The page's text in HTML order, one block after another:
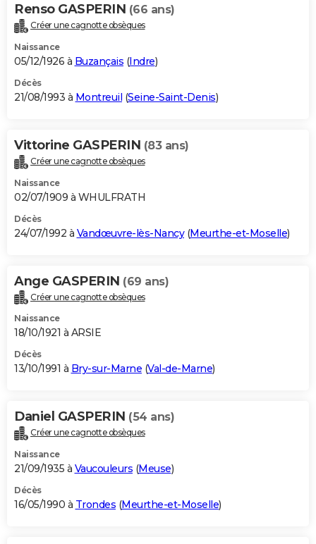
Renso GASPERIN (66 ans)
Créer une cagnotte obsèques
Naissance
05/12/1926 à Buzançais (Indre)
Décès
21/08/1993 à Montreuil (Seine-Saint-Denis)
Vittorine GASPERIN (83 ans)
Créer une cagnotte obsèques
Naissance
02/07/1909 à WHULFRATH
Décès
24/07/1992 à Vandœuvre-lès-Nancy(Meurthe-et-Moselle)
Ange GASPERIN (69 ans)
Créer une cagnotte obsèques
Naissance
18/10/1921 à ARSIE
Décès
13/10/1991 à Bry-sur-Marne (Val-de-Marne)
Daniel GASPERIN (54 ans)
Créer une cagnotte obsèques
Naissance
21/09/1935 à Vaucouleurs (Meuse)
Décès
16/05/1990 à Trondes (Meurthe-et-Moselle)